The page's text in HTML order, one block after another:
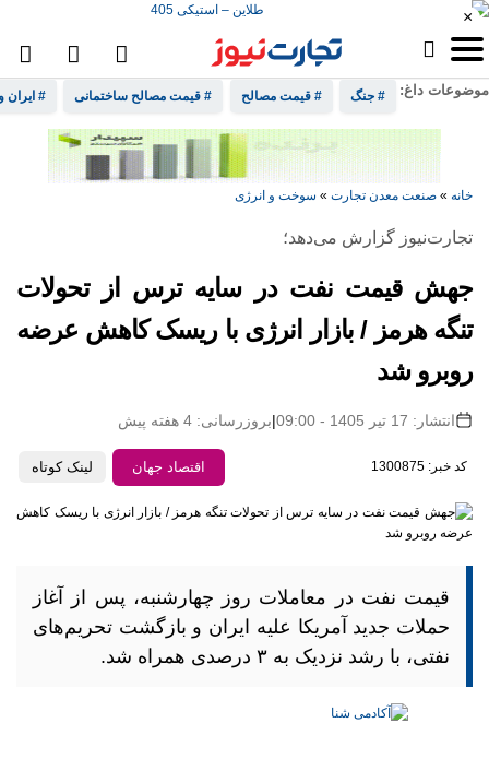
موضوعات داغ: # جنگ # قیمت مصالح # قیمت مصالح ساختمانی # ایران
×
خانه » صنعت معدن تجارت » سوخت و انرژی
تجارت‌نیوز گزارش می‌دهد؛
جهش قیمت نفت در سایه ترس از تحولات
تنگه هرمز / بازار انرژی با ریسک کاهش عرضه
روبرو شد
انتشار: 17 تیر 1405 - 09:00 |بروزرسانی: 4 هفته پیش
کد خبر: 1300875 اقتصاد جهان لینک کوتاه
قیمت نفت در معاملات روز چهارشنبه، پس از آغاز
حملات جدید آمریکا علیه ایران و بازگشت تحریم‌های
نفتی، با رشد نزدیک به ۳ درصدی همراه شد.